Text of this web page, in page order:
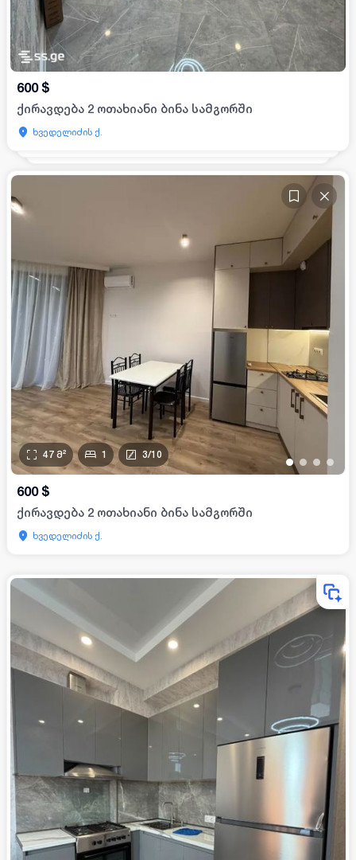
600 $
ქირავდება 2 ოთახიანი ბინა სამგორში
ხვედელიძის ქ.
• • • •
47 მ² 1 3/10
600 $
ქირავდება 2 ოთახიანი ბინა სამგორში
ხვედელიძის ქ.